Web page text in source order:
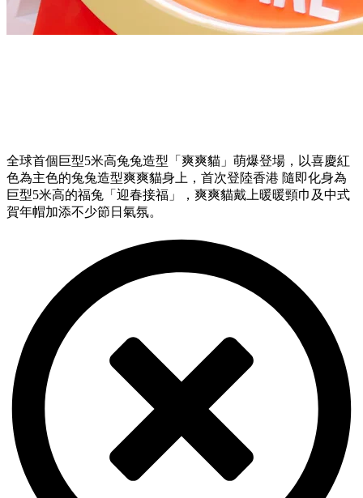
全球首個巨型5米高兔兔造型「爽爽貓」萌爆登場，以喜慶紅
色為主色的兔兔造型爽爽貓身上，首次登陸香港 隨即化身為
巨型5米高的福兔「迎春接福」，爽爽貓戴上暖暖頸巾及中式
賀年帽加添不少節日氣氛。